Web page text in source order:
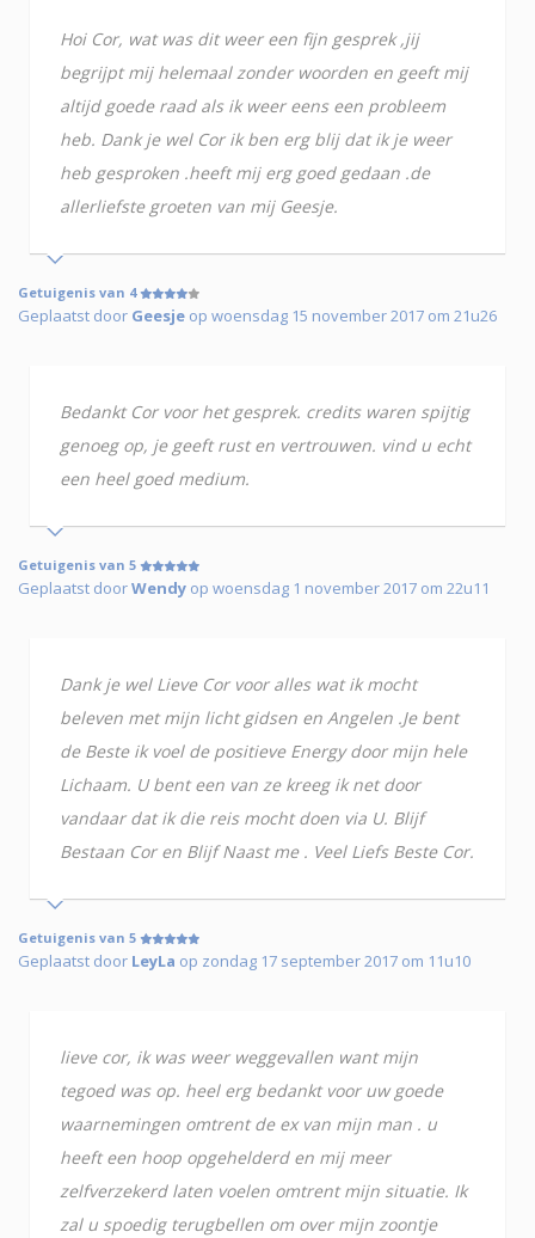
Hoi Cor, wat was dit weer een fijn gesprek ,jij
begrijpt mij helemaal zonder woorden en geeft mij
altijd goede raad als ik weer eens een probleem
heb. Dank je wel Cor ik ben erg blij dat ik je weer
heb gesproken .heeft mij erg goed gedaan .de
allerliefste groeten van mij Geesje.
Getuigenis van 4
Geplaatst door Geesje op woensdag 15 november 2017 om 21u26
Bedankt Cor voor het gesprek. credits waren spijtig
genoeg op, je geeft rust en vertrouwen. vind u echt
een heel goed medium.
Getuigenis van 5
Geplaatst doorWendy op woensdag 1 november 2017 om 22u11
Dank je wel Lieve Cor voor alles wat ik mocht
beleven met mijn licht gidsen en Angelen .Je bent
de Beste ik voel de positieve Energy door mijn hele
Lichaam. U bent een van ze kreeg ik net door
vandaar dat ik die reis mocht doen via U. Blijf
Bestaan Cor en Blijf Naast me . Veel Liefs Beste Cor.
Getuigenis van 5
Geplaatst door LeyLa op zondag 17 september 2017 om 11u10
lieve cor, ik was weer weggevallen want mijn
tegoed was op. heel erg bedankt voor uw goede
waarnemingen omtrent de ex van mijn man . u
heeft een hoop opgehelderd en mij meer
zelfverzekerd laten voelen omtrent mijn situatie. Ik
zal u spoedig terugbellen om over mijn zoontje